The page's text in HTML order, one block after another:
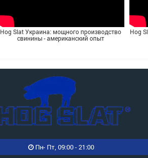
Hog Slat Украина: мощного производство
свинины - американский опыт
Hog
Пн- Пт, 09:00 - 21:00